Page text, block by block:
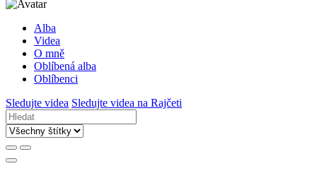
Alba
Videa
O mně
Oblíbená alba
Oblíbenci
Sledujte videa Sledujte videa na Rajčeti